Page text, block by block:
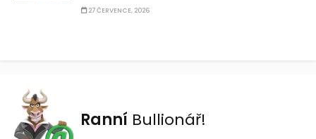
27 ČERVENCE, 2026
Ranní Bullionář!